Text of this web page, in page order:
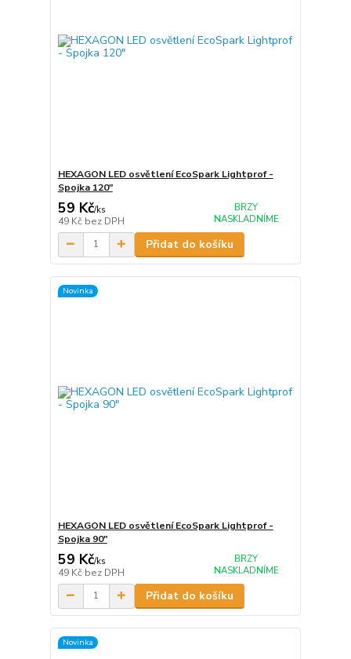
HEXAGON LED osvětlení EcoSpark Lightprof -
Spojka 120"
59 Kč/ks
49 Kč bez DPH
BRZY
NASKLADNÍME
Přidat do košíku
Novinka
HEXAGON LED osvětlení EcoSpark Lightprof -
Spojka 90"
59 Kč/ks
49 Kč bez DPH
BRZY
NASKLADNÍME
Přidat do košíku
Novinka